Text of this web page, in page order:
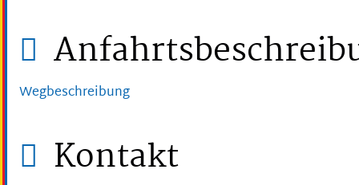
Wegbeschreibung
Kontakt